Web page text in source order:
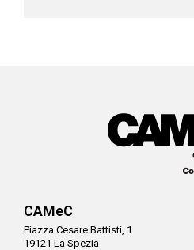
CAMeC
Piazza Cesare Battisti, 1
19121 La Spezia